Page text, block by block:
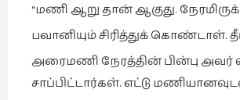
“மணி ஆறு தான் ஆகுது.
பவானியும் சிரித்துக்
அரைமணி நேரத்தின் பின்பு
சாப்பிட்டார்கள். எட்டு